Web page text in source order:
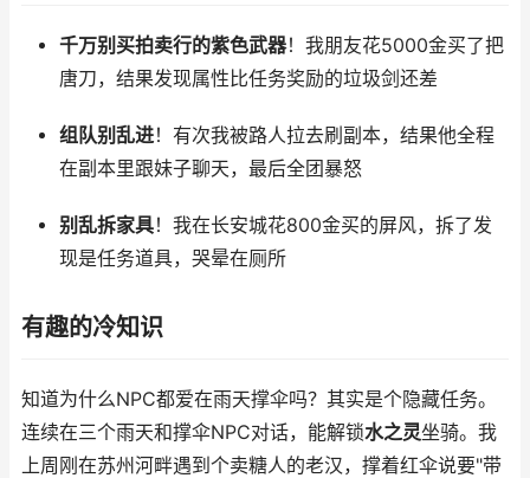
千万别买拍卖行的紫色武器！我朋友花5000金买了把
唐刀，结果发现属性比任务奖励的垃圾剑还差
组队别乱进！有次我被路人拉去刷副本，结果他全程
在副本里跟妹子聊天，最后全团暴怒
别乱拆家具！我在长安城花800金买的屏风，拆了发
现是任务道具，哭晕在厕所
有趣的冷知识
知道为什么NPC都爱在雨天撑伞吗？其实是个隐藏任务。
连续在三个雨天和撑伞NPC对话，能解锁水之灵坐骑。我
上周刚在苏州河畔遇到个卖糖人的老汉，撑着红伞说要"带